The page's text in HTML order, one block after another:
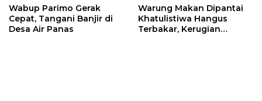
Wabup Parimo Gerak
Cepat, Tangani Banjir di
Desa Air Panas
Warung Makan Dipantai
Khatulistiwa Hangus
Terbakar, Kerugian